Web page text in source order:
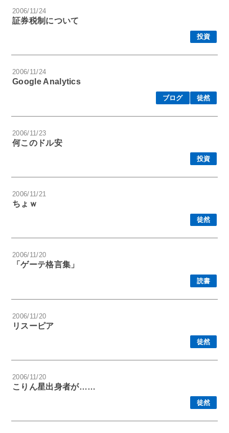
2006/11/24
証券税制について
投資
2006/11/24
Google Analytics
ブログ 徒然
2006/11/23
何このドル安
投資
2006/11/21
ちょｗ
徒然
2006/11/20
「ゲーテ格言集」
読書
2006/11/20
リスーピア
徒然
2006/11/20
こりん星出身者が……
徒然